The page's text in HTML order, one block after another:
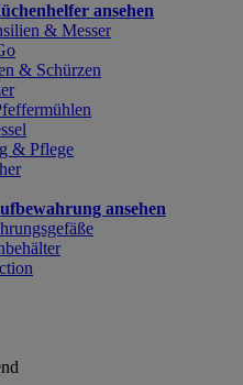
ansehen
& Messer
& Schürzen
& Pflege
ansehen